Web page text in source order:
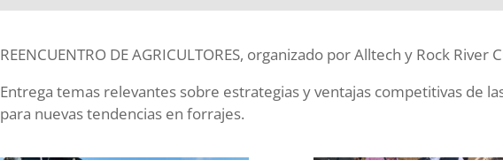
REENCUENTRO DE AGRICULTORES, organizado por Alltech y Rock River
Entrega temas relevantes sobre estrategias y ventajas competitivas de
para nuevas tendencias en forrajes.